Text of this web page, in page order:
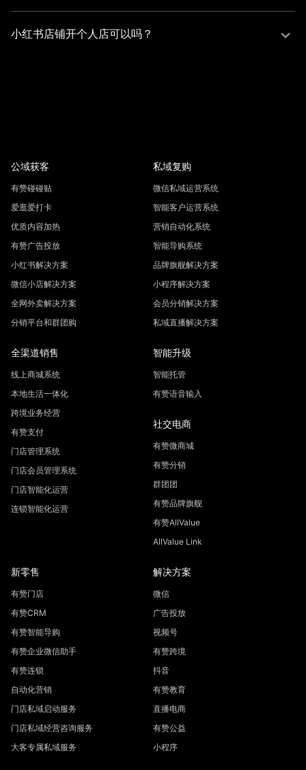
微信。  推荐指数：★★★★
2. 工具与合规路径：使用企业号后台的私信获客组件，或通
在小红书开店是否需要营业执照，取决于店铺类型：
1. 个人店铺：无需营业执照，仅需身份证即可开通。
小红书店铺开个人店可以吗？
个人店需自行承担资质审核与流量运营压力
公域获客
有赞碰碰贴
爱逛爱打卡
优质内容加热
有赞广告投放
小红书解决方案
微信小店解决方案
全网外卖解决方案
分销平台和群团购
私域复购
微信私域运营系统
智能客户运营系统
营销自动化系统
智能导购系统
品牌旗舰解决方案
小程序解决方案
会员分销解决方案
私域直播解决方案
全渠道销售
线上商城系统
本地生活一体化
跨境业务经营
有赞支付
门店管理系统
门店会员管理系统
门店智能化运营
连锁智能化运营
智能升级
智能托管
有赞语音输入
社交电商
有赞微商城
有赞分销
群团团
有赞品牌旗舰
有赞AllValue
AllValue Link
新零售
有赞门店
有赞CRM
有赞智能导购
有赞企业微信助手
有赞连锁
自动化营销
门店私域启动服务
门店私域经营咨询服务
大客专属私域服务
解决方案
微信
广告投放
视频号
有赞跨境
抖音
有赞教育
直播电商
有赞公益
小程序